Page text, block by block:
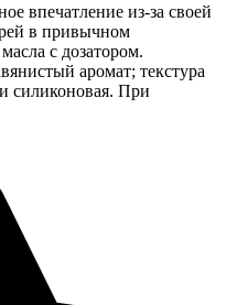
впечатление из-за своей
в привычном
с дозатором.
аромат; текстура
силиконовая. При